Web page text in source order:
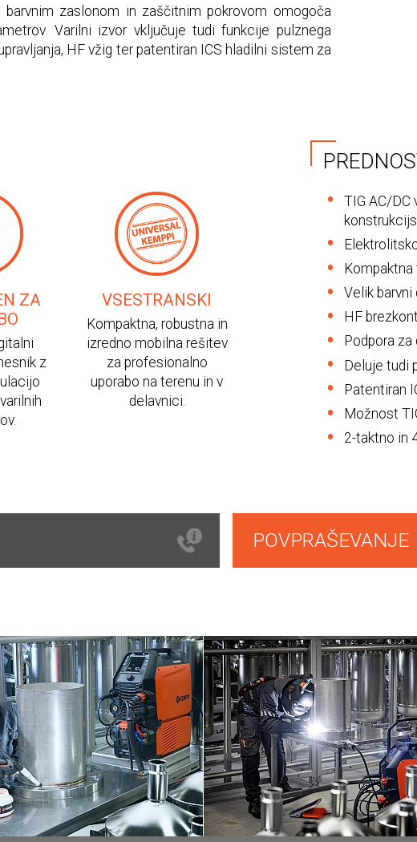
zaslonom in zaščitnim pokrovom omogoča
Varilni izvor vključuje tudi funkcije pulznega
HF vžig ter patentiran ICS hladilni sistem za
ZA
z
VSESTRANSKI
Kompaktna, robustna in
izredno mobilna rešitev
za profesionalno
uporabo na terenu in v
delavnici.
TIG AC/DC
Kompaktna
Velik
HF
Podpora
Deluje tudi
Patentiran
Možnost
2-taktno in
POVPRAŠEVANJE